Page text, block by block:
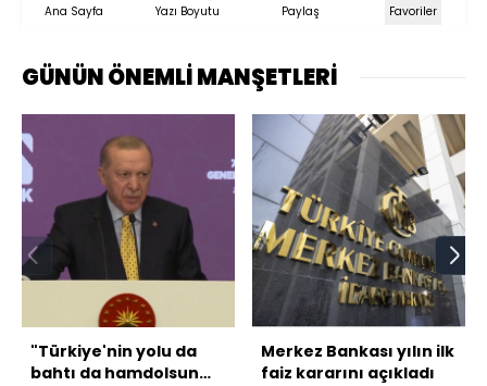
Ana Sayfa Yazı Boyutu Paylaş Favoriler
GÜNÜN ÖNEMLİ MANŞETLERİ
"Türkiye'nin yolu da
bahtı da hamdolsun
Merkez Bankası yılın ilk
faiz kararını açıkladı